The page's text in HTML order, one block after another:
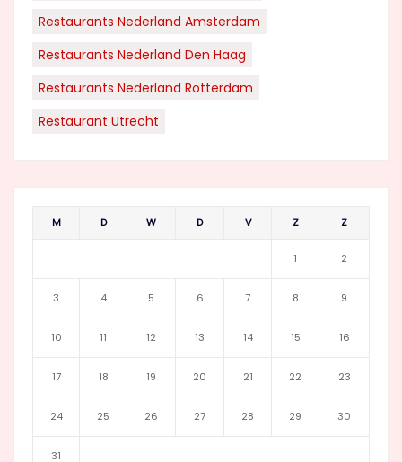
Restaurants Nederland Amsterdam
Restaurants Nederland Den Haag
Restaurants Nederland Rotterdam
Restaurant Utrecht
M D W D V Z Z
1 2
3 4 5 6 7 8 9
10 11 12 13 14 15 16
17 18 19 20 21 22 23
24 25 26 27 28 29 30
31